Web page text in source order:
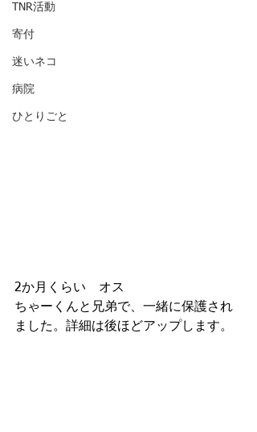
TNR活動
寄付
迷いネコ
病院
ひとりごと
2か月くらい　オス
ちゃーくんと兄弟で、一緒に保護され
ました。詳細は後ほどアップします。